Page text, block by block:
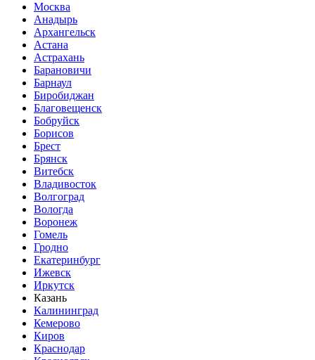
Москва
Анадырь
Архангельск
Астана
Астрахань
Барановичи
Барнаул
Биробиджан
Благовещенск
Бобруйск
Борисов
Брест
Брянск
Витебск
Владивосток
Волгоград
Вологда
Воронеж
Гомель
Гродно
Екатеринбург
Ижевск
Иркутск
Казань
Калининград
Кемерово
Киров
Краснодар